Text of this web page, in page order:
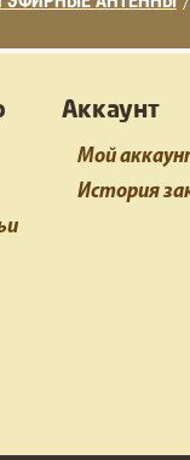
Аккаунт
Мой
История